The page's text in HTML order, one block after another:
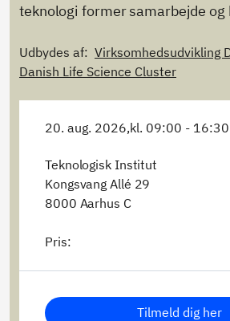
teknologi former samarbejde og
Udbydes af: Virksomhedsudvikling
Danish Life Science Cluster
20. aug. 2026,kl. 09:00 - 16:30
Teknologisk Institut
Kongsvang Allé 29
8000 Aarhus C
Pris:
Tilmeld dig her